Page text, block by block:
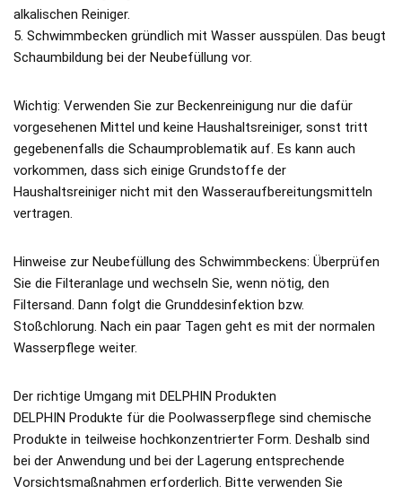
alkalischen Reiniger.
5. Schwimmbecken gründlich mit Wasser ausspülen. Das beugt
Schaumbildung bei der Neubefüllung vor.
Wichtig: Verwenden Sie zur Beckenreinigung nur die dafür
vorgesehenen Mittel und keine Haushaltsreiniger, sonst tritt
gegebenenfalls die Schaumproblematik auf. Es kann auch
vorkommen, dass sich einige Grundstoffe der
Haushaltsreiniger nicht mit den Wasseraufbereitungsmitteln
vertragen.
Hinweise zur Neubefüllung des Schwimmbeckens: Überprüfen
Sie die Filteranlage und wechseln Sie, wenn nötig, den
Filtersand. Dann folgt die Grunddesinfektion bzw.
Stoßchlorung. Nach ein paar Tagen geht es mit der normalen
Wasserpflege weiter.
Der richtige Umgang mit DELPHIN Produkten
DELPHIN Produkte für die Poolwasserpflege sind chemische
Produkte in teilweise hochkonzentrierter Form. Deshalb sind
bei der Anwendung und bei der Lagerung entsprechende
Vorsichtsmaßnahmen erforderlich. Bitte verwenden Sie